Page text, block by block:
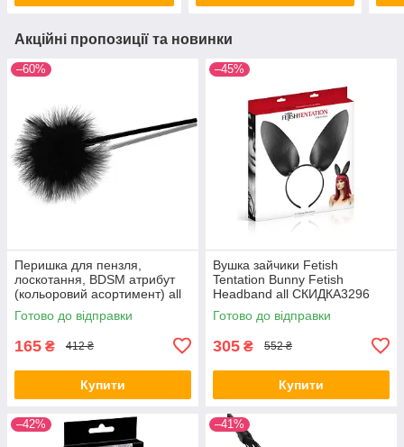
Акційні пропозиції та новинки
–60%
Перишка для пензля,
лоскотання, BDSM атрибут
(кольоровий асортимент) all
СКІДКА all СКИДКА284
Готово до відправки
165 ₴ 412 ₴
Купити
–45%
Вушка зайчики Fetish
Tentation Bunny Fetish
Headband all СКИДКА3296
Готово до відправки
305 ₴ 552 ₴
Купити
–42% –41%